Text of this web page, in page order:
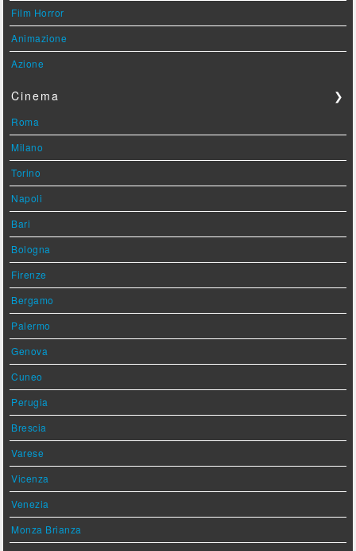
Film Horror
Animazione
Azione
Cinema ❯
Roma
Milano
Torino
Napoli
Bari
Bologna
Firenze
Bergamo
Palermo
Genova
Cuneo
Perugia
Brescia
Varese
Vicenza
Venezia
Monza Brianza